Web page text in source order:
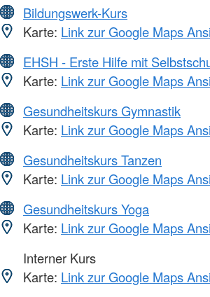
Bildungswerk-Kurs
Karte: Link zur Google Maps
EHSH - Erste Hilfe mit
Karte: Link zur Google Maps
Gesundheitskurs Gymnastik
Karte: Link zur Google Maps
Gesundheitskurs Tanzen
Karte: Link zur Google Maps
Gesundheitskurs Yoga
Karte: Link zur Google Maps
Interner Kurs
Karte: Link zur Google Maps